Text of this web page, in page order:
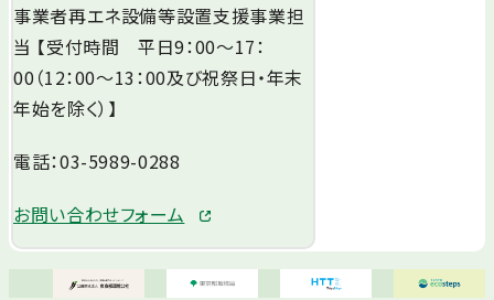
事業者再エネ設備等設置支援事業担
当 【受付時間 平日9：00～17：
00（12：00～13：00及び祝祭日・年末
年始を除く）】
電話：03-5989-0288
お問い合わせフォーム